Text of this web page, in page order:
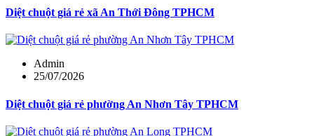
Diệt chuột giá rẻ xã An Thới Đông TPHCM
Admin
25/07/2026
Diệt chuột giá rẻ phường An Nhơn Tây TPHCM